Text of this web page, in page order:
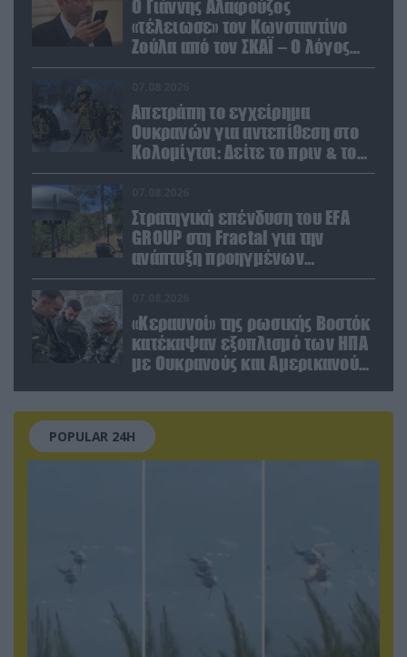
Ο Γιάννης Αλαφούζος
«τέλειωσε» τον Κωνσταντίνο
Ζούλα από τον ΣΚΑΪ – Ο λόγος
της απομάκρυνσής του
Απετράπη το εγχείρημα
Ουκρανών για αντεπίθεση στο
Κολομίγτσι: Δείτε το πριν & το
μετά της προσπάθειάς τους
Στρατηγική επένδυση του EFA
GROUP στη Fractal για την
ανάπτυξη προηγμένων
αμυντικών τεχνολογιών σε
«Κεραυνοί» της ρωσικής Βοστόκ
κατέκαψαν εξοπλισμό των ΗΠΑ
με Ουκρανούς και Αμερικανούς
POPULAR 24H